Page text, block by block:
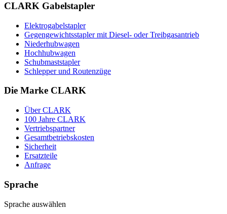
CLARK Gabelstapler
Elektrogabelstapler
Gegengewichtsstapler mit Diesel- oder Treibgasantrieb
Niederhubwagen
Hochhubwagen
Schubmaststapler
Schlepper und Routenzüge
Die Marke CLARK
Über CLARK
100 Jahre CLARK
Vertriebspartner
Gesamtbetriebskosten
Sicherheit
Ersatzteile
Anfrage
Sprache
Sprache auswählen